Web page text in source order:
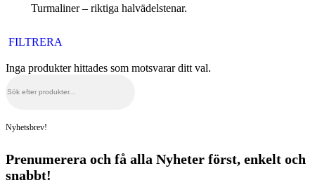
Turmaliner – riktiga halvädelstenar.
FILTRERA
Inga produkter hittades som motsvarar ditt val.
Nyhetsbrev!
Prenumerera och få alla Nyheter först, enkelt och
snabbt!